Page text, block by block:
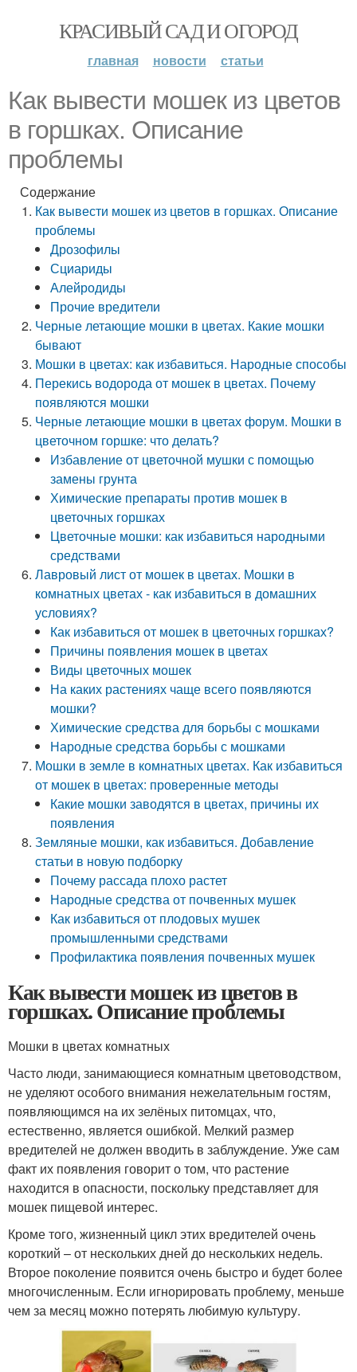
КРАСИВЫЙ САД И ОГОРОД
главная новости статьи
Как вывести мошек из цветов
в горшках. Описание
проблемы
Содержание
Как вывести мошек из цветов в горшках. Описание
проблемы
Дрозофилы
Сциариды
Алейродиды
Прочие вредители
Черные летающие мошки в цветах. Какие мошки
бывают
Мошки в цветах: как избавиться. Народные способы
Перекись водорода от мошек в цветах. Почему
появляются мошки
Черные летающие мошки в цветах форум. Мошки в
цветочном горшке: что делать?
Избавление от цветочной мушки с помощью
замены грунта
Химические препараты против мошек в
цветочных горшках
Цветочные мошки: как избавиться народными
средствами
Лавровый лист от мошек в цветах. Мошки в
комнатных цветах - как избавиться в домашних
условиях?
Как избавиться от мошек в цветочных горшках?
Причины появления мошек в цветах
Виды цветочных мошек
На каких растениях чаще всего появляются
мошки?
Химические средства для борьбы с мошками
Народные средства борьбы с мошками
Мошки в земле в комнатных цветах. Как избавиться
от мошек в цветах: проверенные методы
Какие мошки заводятся в цветах, причины их
появления
Земляные мошки, как избавиться. Добавление
статьи в новую подборку
Почему рассада плохо растет
Народные средства от почвенных мушек
Как избавиться от плодовых мушек
промышленными средствами
Профилактика появления почвенных мушек
Как вывести мошек из цветов в
горшках. Описание проблемы
Мошки в цветах комнатных
Часто люди, занимающиеся комнатным цветоводством,
не уделяют особого внимания нежелательным гостям,
появляющимся на их зелёных питомцах, что,
естественно, является ошибкой. Мелкий размер
вредителей не должен вводить в заблуждение. Уже сам
факт их появления говорит о том, что растение
находится в опасности, поскольку представляет для
мошек пищевой интерес.
Кроме того, жизненный цикл этих вредителей очень
короткий – от нескольких дней до нескольких недель.
Второе поколение появится очень быстро и будет более
многочисленным. Если игнорировать проблему, меньше
чем за месяц можно потерять любимую культуру.